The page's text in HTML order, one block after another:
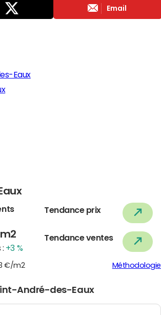
Email
Eaux
: +3 %
Tendance prix
Tendance ventes
€/m2 Méthodologie
André-des-Eaux